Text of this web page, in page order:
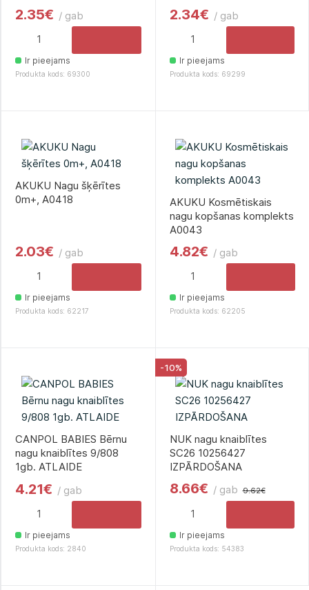
2.35€ / gab
Ir pieejams
Produkta kods: 69300
2.34€ / gab
Ir pieejams
Produkta kods: 69299
AKUKU Nagu šķērītes
0m+, A0418
2.03€ / gab
Ir pieejams
Produkta kods: 62217
AKUKU Kosmētiskais
nagu kopšanas komplekts
A0043
4.82€ / gab
Ir pieejams
Produkta kods: 62205
CANPOL BABIES Bērnu
nagu knaiblītes 9/808
1gb. ATLAIDE
4.21€ / gab
Ir pieejams
Produkta kods: 2840
-10%
NUK nagu knaiblītes
SC26 10256427
IZPĀRDOŠANA
8.66€ / gab 9.62€
Ir pieejams
Produkta kods: 54383